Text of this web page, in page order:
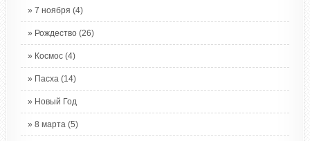
7 ноября (4)
Рождество (26)
Космос (4)
Пасха (14)
Новый Год
8 марта (5)